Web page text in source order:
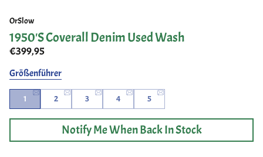
OrSlow
1950'S Coverall Denim Used Wash
€399,95
Größenführer
1 2 3 4 5
Notify Me When Back In Stock